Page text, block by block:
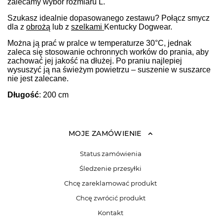
zalecamy wybór rozmiaru L.
Szukasz idealnie dopasowanego zestawu? Połącz smycz
dla z obrożą lub z szelkami Kentucky Dogwear.
Można ją prać w pralce w temperaturze 30°C, jednak
zaleca się stosowanie ochronnych worków do prania, aby
zachować jej jakość na dłużej. Po praniu najlepiej
wysuszyć ją na świeżym powietrzu – suszenie w suszarce
nie jest zalecane.
Długość: 200 cm
MOJE ZAMÓWIENIE
Status zamówienia
Śledzenie przesyłki
Chcę zareklamować produkt
Chcę zwrócić produkt
Kontakt